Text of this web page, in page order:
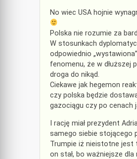
No wiec USA hojnie
Polska nie rozumie za
W stosunkach
odpowiednio
fenomenu, że w dłuższej
droga do nikąd.
Ciekawe jak hegemon
czy polska będzie
gazociągu czy po cenach
I rację miał prezydent
samego siebie stojącego
Trumpie iż nieistotne jest
on stał, bo ważniejsze dla